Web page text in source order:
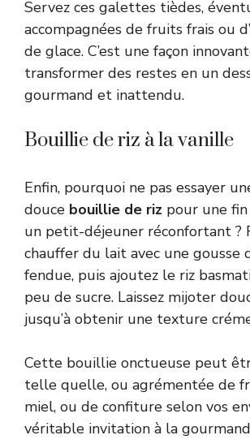
Servez ces galettes tièdes,
accompagnées de fruits frais ou
de glace. C’est une façon
transformer des restes en un
gourmand et inattendu.
Bouillie de riz à la vanille
Enfin, pourquoi ne pas essayer
douce bouillie de riz pour une
un petit-déjeuner réconfortant ?
chauffer du lait avec une gousse
fendue, puis ajoutez le riz
peu de sucre. Laissez mijoter
jusqu’à obtenir une texture
Cette bouillie onctueuse peut
telle quelle, ou agrémentée de
miel, ou de confiture selon vos
véritable invitation à la